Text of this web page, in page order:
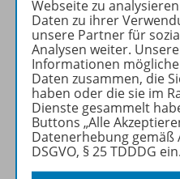
Informationen
Webseite zu
Daten zu ihrer
unsere Partner für
Analysen weiter.
Informationen
Daten zusammen, die
haben oder die sie im
Dienste gesammelt
Buttons „Alle
Datenerhebung gemäß
DSGVO, § 25 TDDDG ein.